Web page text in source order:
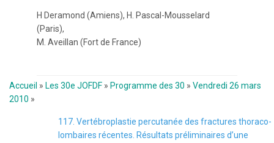
H Deramond (Amiens), H. Pascal-Mousselard
(Paris),
M. Aveillan (Fort de France)
Accueil » Les 30e JOFDF » Programme des 30 » Vendredi 26 mars
2010 »
117. Vertébroplastie percutanée des fractures thoraco-
lombaires récentes. Résultats préliminaires d’une